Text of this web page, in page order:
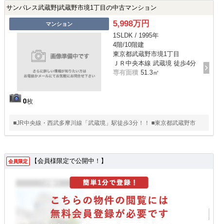
サンパレス武蔵野|武蔵野市境1丁目の中古マンション
マンション
0枚
5,998万円
1SLDK / 1995年
4階/10階建
東京都武蔵野市境1丁目
ＪＲ中央本線 武蔵境 徒歩4分
専有面積 51.3㎡
■JR中央線・西武多摩川線「武蔵境」駅徒歩3分！！ ■東京都武蔵野市
会員限定 【会員様限定で公開中！】